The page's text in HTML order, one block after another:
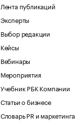
Лента публикаций
Эксперты
Выбор редакции
Кейсы
Вебинары
Мероприятия
Учебник РБК Компании
Статьи о бизнесе
Словарь PR и маркетинга